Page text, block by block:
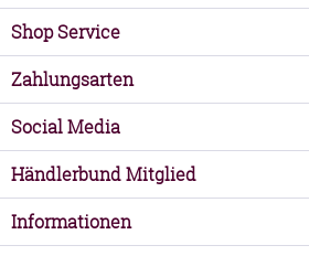
Shop Service
Zahlungsarten
Social Media
Händlerbund Mitglied
Informationen